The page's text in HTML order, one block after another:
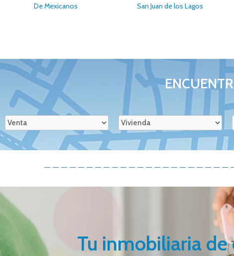
San Juan de los Lagos El Cerrillo
Tu inmobiliaria